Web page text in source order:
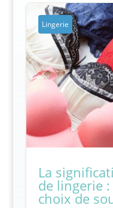
Lingerie
La
de lingerie
choix de